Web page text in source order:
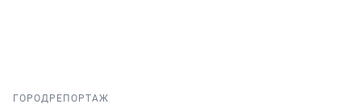
ГОРОД РЕПОРТАЖ